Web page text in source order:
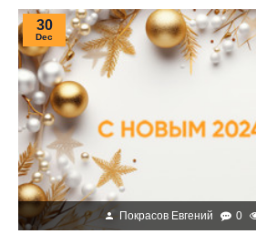
30
Dec
Покрасов Евгений 0